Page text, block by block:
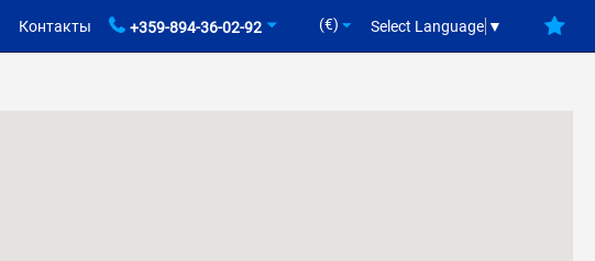
Контакты +359-894-36-02-92 (€) Select Language ▼